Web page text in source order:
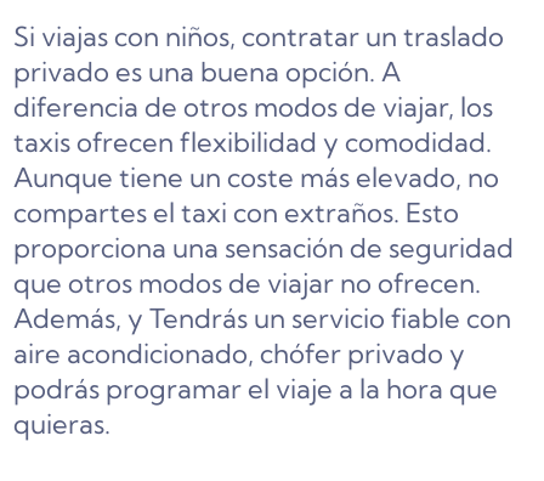
Si viajas con niños, contratar un traslado
privado es una buena opción. A
diferencia de otros modos de viajar, los
taxis ofrecen flexibilidad y comodidad.
Aunque tiene un coste más elevado, no
compartes el taxi con extraños. Esto
proporciona una sensación de seguridad
que otros modos de viajar no ofrecen.
Además, yTendrás un servicio fiable con
aire acondicionado, chófer privado y
podrás programar el viaje a la hora que
quieras.